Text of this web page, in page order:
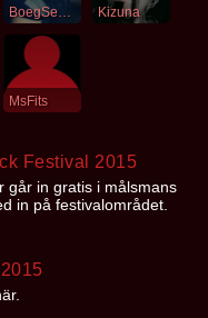
BoegSeeks Kizuna
MsFits
Festival 2015
går in gratis i målsmans
in på festivalområdet.